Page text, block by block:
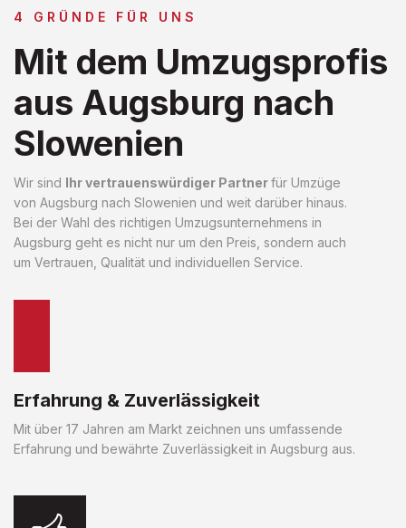
4 GRÜNDE FÜR UNS
Mit dem Umzugsprofis
aus Augsburg nach
Slowenien
Wir sind Ihr vertrauenswürdiger Partnerfür Umzüge
von Augsburg nach Slowenien und weit darüber hinaus.
Bei der Wahl des richtigen Umzugsunternehmens in
Augsburg geht es nicht nur um den Preis, sondern auch
um Vertrauen, Qualität und individuellen Service.
Erfahrung & Zuverlässigkeit
Mit über 17 Jahren am Markt zeichnen uns umfassende
Erfahrung und bewährte Zuverlässigkeit in Augsburg aus.